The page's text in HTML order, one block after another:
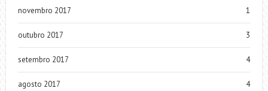
novembro 2017 1
outubro 2017 3
setembro 2017 4
agosto 2017 4